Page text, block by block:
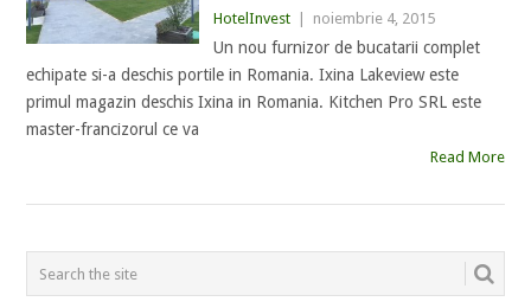
HotelInvest noiembrie 4, 2015
Un nou furnizor de bucatarii complet
echipate si-a deschis portile in Romania. Ixina Lakeview este
primul magazin deschis Ixina in Romania. Kitchen Pro SRL este
master-francizorul ce va
Read More
POSTS
NAVIGATION